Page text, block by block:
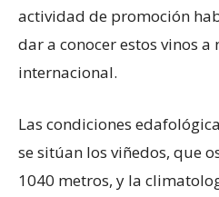
actividad de promoción
dar a conocer estos vinos a
internacional.
Las condiciones
se sitúan los viñedos, que
1040 metros, y la